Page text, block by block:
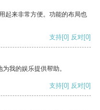
起来非常方便。功能的布局也
支持[0] 反对[0]
我的娱乐提供帮助。
支持[0] 反对[0]